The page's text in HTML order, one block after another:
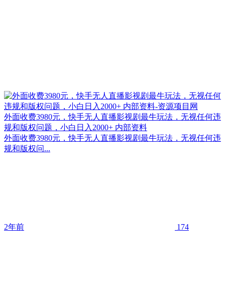
外面收费3980元，快手无人直播影视剧最牛玩法，无视任何违
规和版权问题，小白日入2000+ 内部资料
外面收费3980元，快手无人直播影视剧最牛玩法，无视任何违
规和版权问...
2年前 174